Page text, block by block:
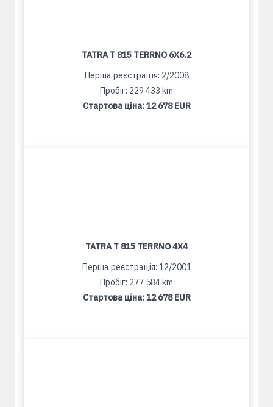
TATRA T 815 TERRNO 6X6.2
Перша реєстрація: 2/2008
Пробіг: 229 433 km
Стартова ціна:12 678 EUR
TATRA T 815 TERRNO 4X4
Перша реєстрація: 12/2001
Пробіг: 277 584 km
Стартова ціна:12 678 EUR